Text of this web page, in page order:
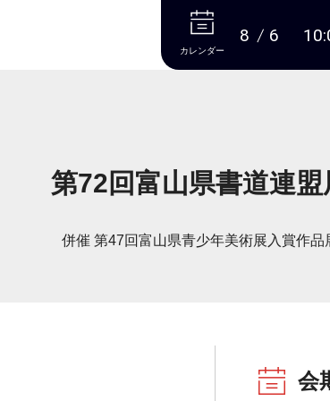
本文へ
カレンダー
8 6
第72回富山県書道連盟
併催 第47回富山県青少年美術展入賞作品
会